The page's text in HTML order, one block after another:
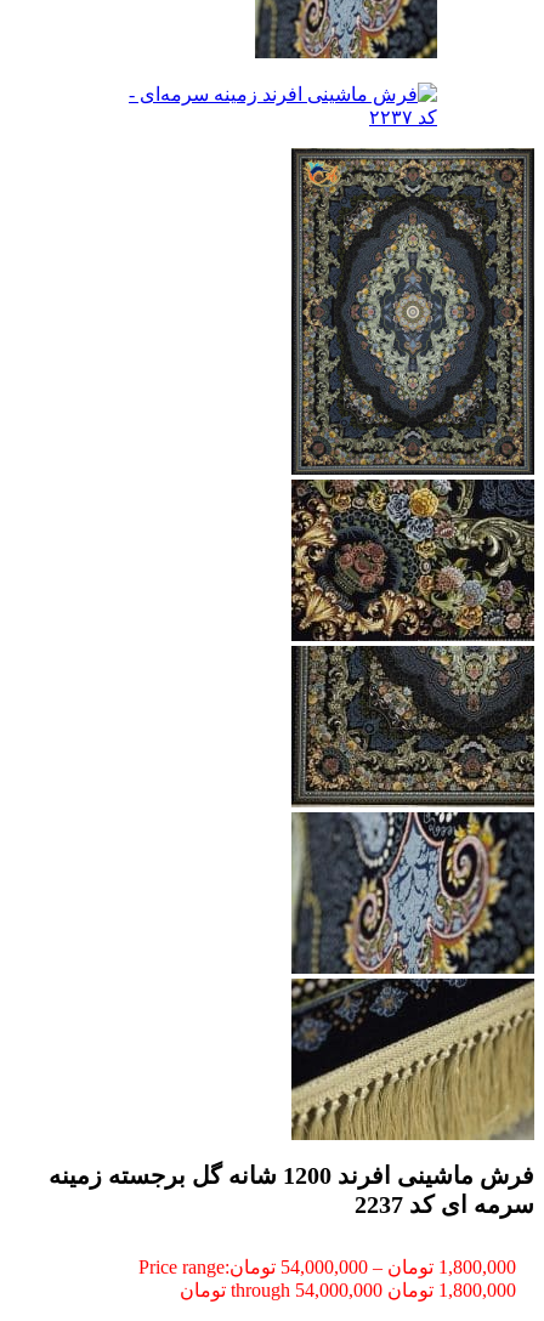
فرش ماشینی افرند 1200 شانه گل برجسته زمینه
سرمه ای کد 2237
1,800,000 تومان –
54,000,000 تومانPrice range:
1,800,000 تومان through 54,000,000 تومان